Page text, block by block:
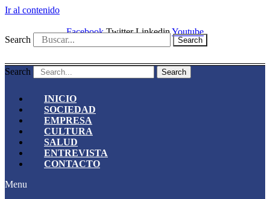
Ir al contenido
Facebook Twitter LinkedinYoutube
Search Search
Search Search
INICIO
SOCIEDAD
EMPRESA
CULTURA
SALUD
ENTREVISTA
CONTACTO
Menu